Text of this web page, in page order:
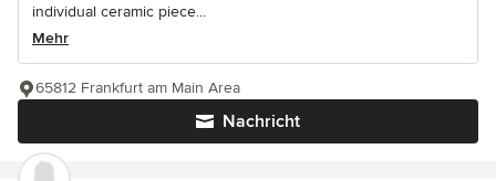
individual ceramic piece...
Mehr
Nachricht
65812 Frankfurt am Main Area